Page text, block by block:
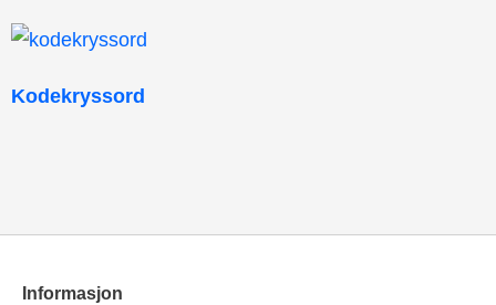
Kodekryssord
Informasjon